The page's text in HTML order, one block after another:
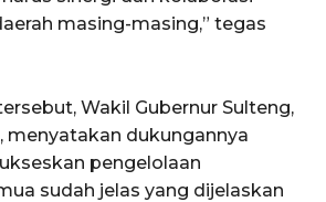
masing-masing,” tegas
Wakil Gubernur Sulteng,
menyatakan dukungannya
pengelolaan
sudah jelas yang dijelaskan